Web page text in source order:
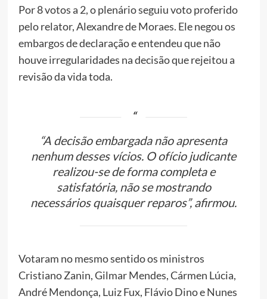
Por 8 votos a 2, o plenário seguiu voto proferido
pelo relator, Alexandre de Moraes. Ele negou os
embargos de declaração e entendeu que não
houve irregularidades na decisão que rejeitou a
revisão da vida toda.
“A decisão embargada não apresenta
nenhum desses vícios. O ofício judicante
realizou-se de forma completa e
satisfatória, não se mostrando
necessários quaisquer reparos”, afirmou.
Votaram no mesmo sentido os ministros
Cristiano Zanin, Gilmar Mendes, Cármen Lúcia,
André Mendonça, Luiz Fux, Flávio Dino e Nunes